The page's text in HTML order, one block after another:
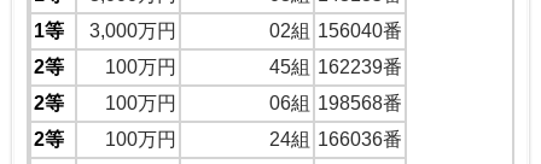
1等
3,000万円 02組 156040番
2等
100万円 45組 162239番
2等
100万円 06組 198568番
2等
100万円 24組 166036番